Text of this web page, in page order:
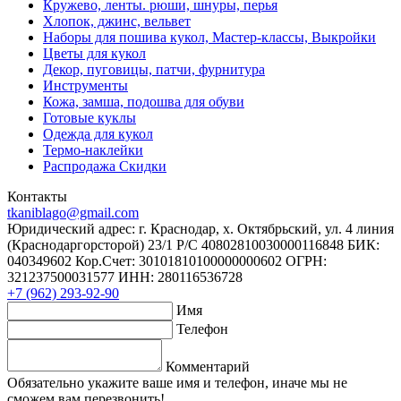
Кружево, ленты. рюши, шнуры, перья
Хлопок, джинс, вельвет
Наборы для пошива кукол, Мастер-классы, Выкройки
Цветы для кукол
Декор, пуговицы, патчи, фурнитура
Инструменты
Кожа, замша, подошва для обуви
Готовые куклы
Одежда для кукол
Термо-наклейки
Распродажа Скидки
Контакты
tkaniblago@gmail.com
Юридический адрес: г. Краснодар, х. Октябрьский, ул. 4 линия
(Краснодаргорсторой) 23/1 Р/C 40802810030000116848 БИК:
040349602 Кор.Счет: 30101810100000000602 ОГРН:
321237500031577 ИНН: 280116536728
+7 (962) 293-92-90
Имя
Телефон
Комментарий
Обязательно укажите ваше имя и телефон, иначе мы не